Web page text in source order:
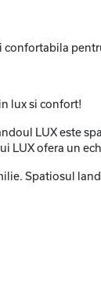
confortabila
lux si confort!
LUX este
ofera un
Spatiosul